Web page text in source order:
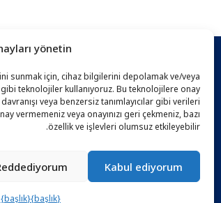
yönetin
sunmak için, cihaz bilgilerini depolamak ve/veya
teknolojiler kullanıyoruz. Bu teknolojilere onay
veya benzersiz tanımlayıcılar gibi verileri
vermemeniz veya onayınızı geri çekmeniz, bazı
özellik ve işlevleri olumsuz etkileyebilir.
Kabul ediyorum
{başlık}
{başlık}